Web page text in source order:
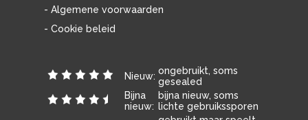
- Algemene voorwaarden
- Cookie beleid
Nieuw: ongebruikt, soms
gesealed
Bijna
nieuw:
bijna nieuw, soms
lichte gebruikssporen